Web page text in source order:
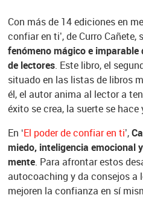
Con más de 14 ediciones en
confiar en ti’, de Curro Cañete,
fenómeno mágico e imparable
de lectores. Este libro, el
situado en las listas de libros
él, el autor anima al lector a
éxito se crea, la suerte se
En ‘El poder de confiar en ti’,
miedo, inteligencia emocional
mente. Para afrontar estos
autocoaching y da consejos a
mejoren la confianza en sí